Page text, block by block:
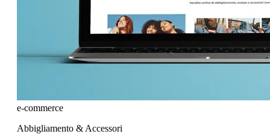
e-commerce
Abbigliamento & Accessori